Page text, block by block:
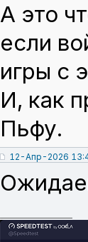
А это
если
игры с
И, как
Пьфу.
12-Апр-2026